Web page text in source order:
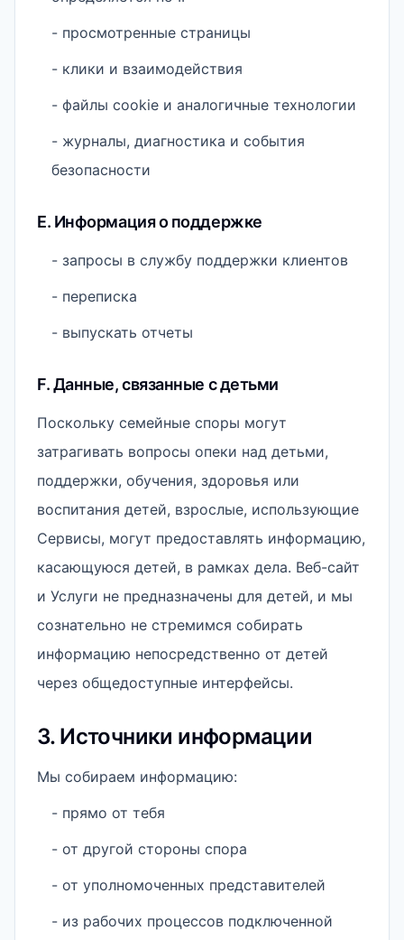
- просмотренные страницы
- клики и взаимодействия
- файлы cookie и аналогичные технологии
- журналы, диагностика и события
безопасности
E. Информация о поддержке
- запросы в службу поддержки клиентов
- переписка
- выпускать отчеты
F. Данные, связанные с детьми
Поскольку семейные споры могут
затрагивать вопросы опеки над детьми,
поддержки, обучения, здоровья или
воспитания детей, взрослые, использующие
Сервисы, могут предоставлять информацию,
касающуюся детей, в рамках дела. Веб-сайт
и Услуги не предназначены для детей, и мы
сознательно не стремимся собирать
информацию непосредственно от детей
через общедоступные интерфейсы.
3. Источники информации
Мы собираем информацию:
- прямо от тебя
- от другой стороны спора
- от уполномоченных представителей
- из рабочих процессов подключенной